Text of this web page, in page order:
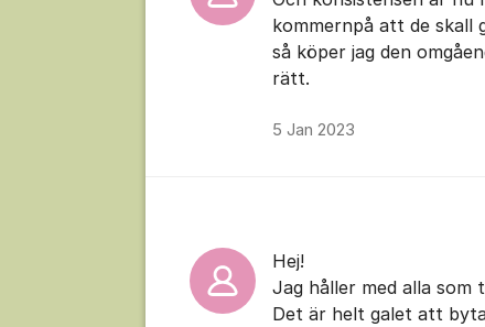
kommernpå att de skall
så köper jag den
rätt.
5 Jan 2023
Hej!
Jag håller med alla som
Det är helt galet att